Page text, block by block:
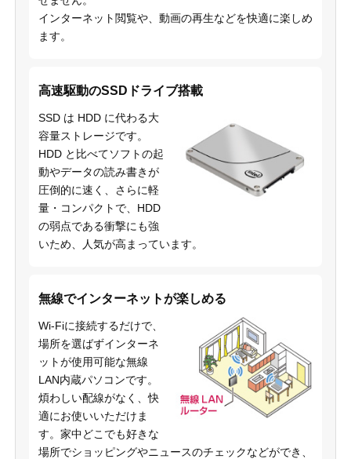
インターネット閲覧や、動画の再生などを快適に楽しめ
ます。
高速駆動のSSDドライブ搭載
SSD は HDD に代わる大
容量ストレージです。
HDD と比べてソフトの起
動やデータの読み書きが
圧倒的に速く、さらに軽
量・コンパクトで、HDD
の弱点である衝撃にも強
いため、人気が高まっています。
無線でインターネットが楽しめる
Wi-Fiに接続するだけで、
場所を選ばずインターネ
ットが使用可能な無線
LAN内蔵パソコンです。
煩わしい配線がなく、快
適にお使いいただけま
す。家中どこでも好きな
場所でショッピングやニュースのチェックなどができ、